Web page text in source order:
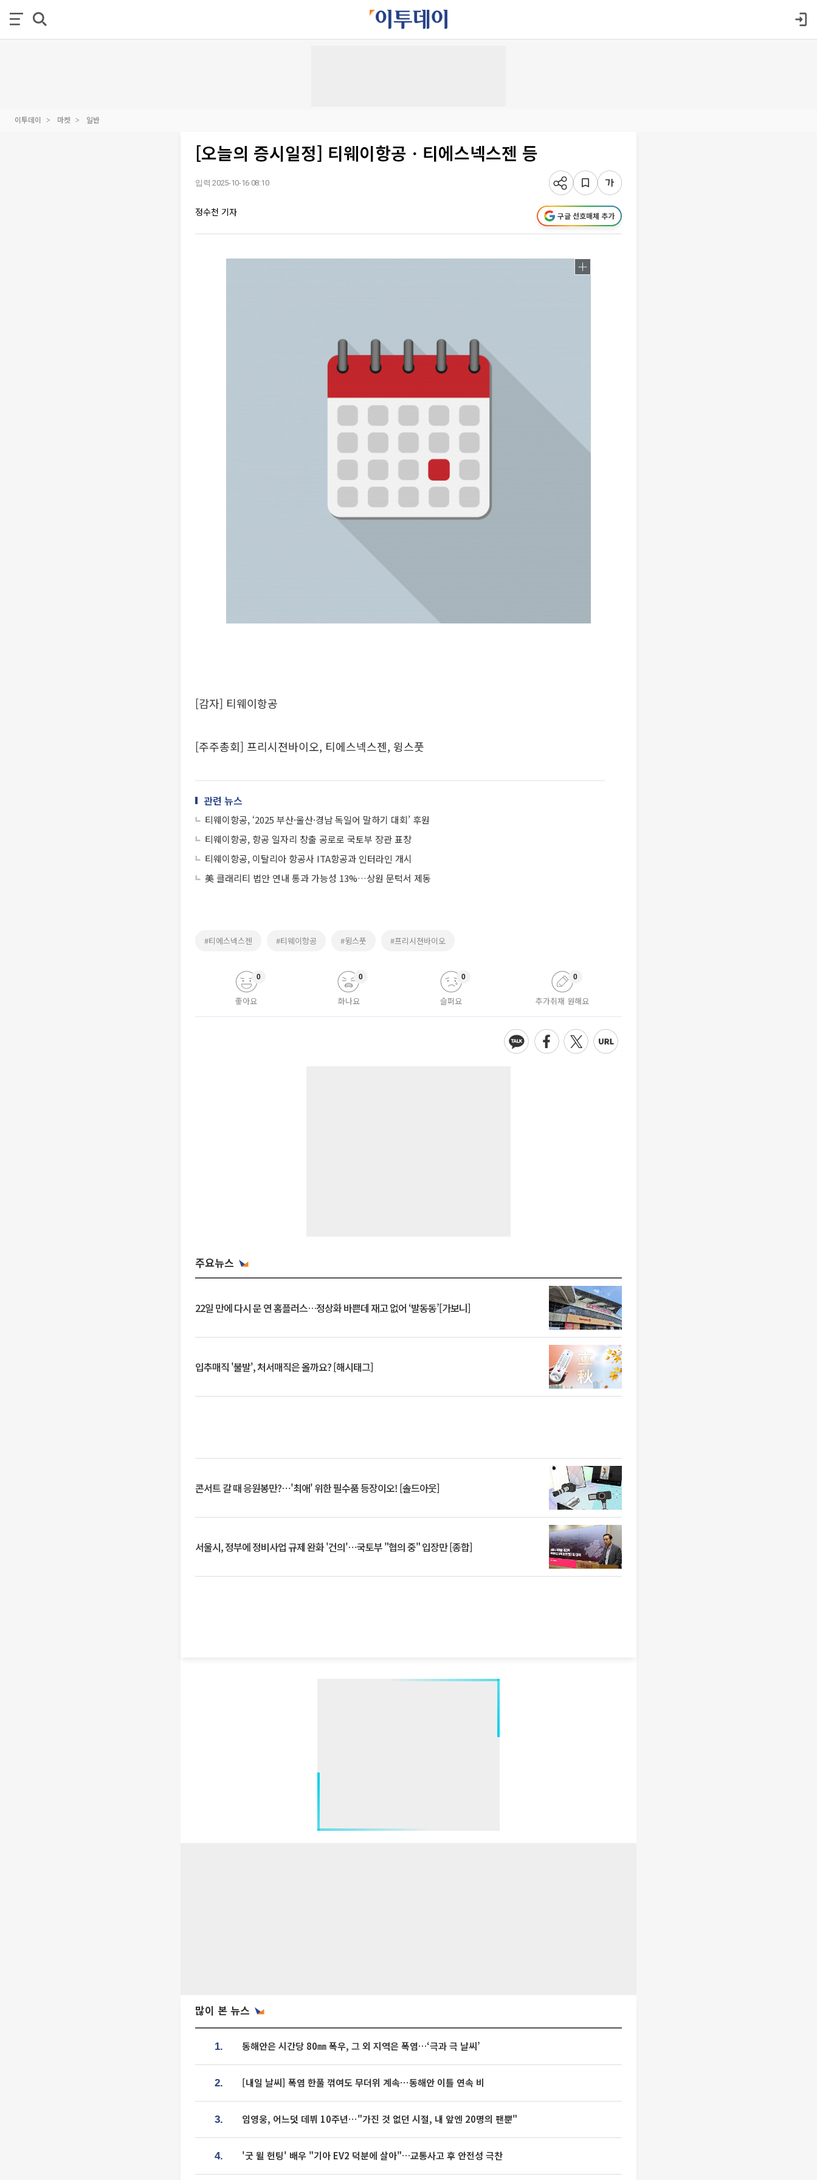
이투데이 마켓 일반
[오늘의 증시일정] 티웨이항공ㆍ티에스넥스젠 등
입력 2025-10-16 08:10
정수천 기자 구글 선호매체 추가
[감자] 티웨이항공
[주주총회] 프리시젼바이오, 티에스넥스젠, 윙스풋
관련 뉴스
티웨이항공, ‘2025 부산·울산·경남 독일어 말하기 대회’ 후원
티웨이항공, 항공 일자리 창출 공로로 국토부 장관 표창
티웨이항공, 이탈리아 항공사 ITA항공과 인터라인 개시
美 클래리티 법안 연내 통과 가능성 13%…상원 문턱서 제동
#티에스넥스젠 #티웨이항공 #윙스풋 #프리시젼바이오
좋아요
0
화나요
0
슬퍼요
0
추가취재 원해요
0
주요뉴스
22일 만에 다시 문 연 홈플러스…정상화 바쁜데 재고 없어 ‘발동동’[가보니]
입추매직 '불발', 처서매직은 올까요? [해시태그]
콘서트 갈 때 응원봉만?⋯'최애' 위한 필수품 등장이오! [솔드아웃]
서울시, 정부에 정비사업 규제 완화 '건의'⋯국토부 "협의 중" 입장만 [종합]
많이 본 뉴스
1. 동해안은 시간당 80㎜ 폭우, 그 외 지역은 폭염…‘극과 극 날씨’
2. [내일 날씨] 폭염 한풀 꺾여도 무더위 계속⋯동해안 이틀 연속 비
3. 임영웅, 어느덧 데뷔 10주년⋯"가진 것 없던 시절, 내 앞엔 20명의 팬뿐"
4. '굿 윌 헌팅' 배우 "기아 EV2 덕분에 살아"…교통사고 후 안전성 극찬